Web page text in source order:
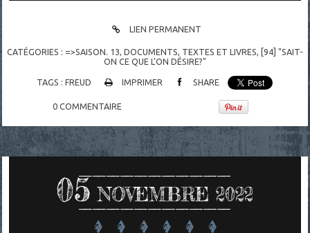
LIEN PERMANENT
CATÉGORIES : =>SAISON. 13, DOCUMENTS, TEXTES ET LIVRES, [94] "SAIT-
ON CE QUE L'ON DÉSIRE?"
TAGS :FREUD IMPRIMER SHARE
0 COMMENTAIRE
05 NOVEMBRE 2022